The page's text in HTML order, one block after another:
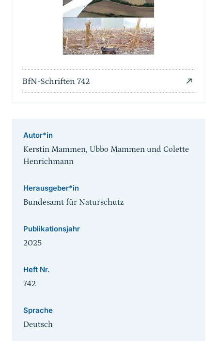
BfN-Schriften 742
Autor*in
Kerstin Mammen, Ubbo Mammen und Colette
Henrichmann
Herausgeber*in
Bundesamt für Naturschutz
Publikationsjahr
2025
Heft Nr.
742
Sprache
Deutsch